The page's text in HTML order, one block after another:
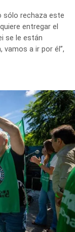
sólo rechaza este
entregar el
se le están
vamos a ir por él”,